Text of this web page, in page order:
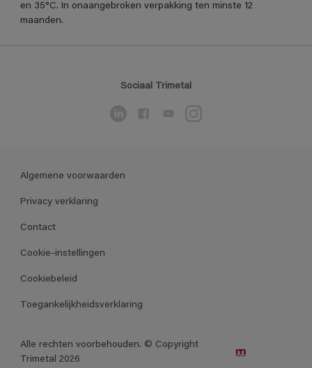
en 35°C. In onaangebroken verpakking ten minste 12
maanden.
Sociaal Trimetal
Algemene voorwaarden
Privacy verklaring
Contact
Cookie-instellingen
Cookiebeleid
Toegankelijkheidsverklaring
Alle rechten voorbehouden. © Copyright
Trimetal 2026